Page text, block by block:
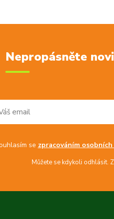
Nepropásněte
se zpracováním osobních
Můžete se kdykoli odhlásit.